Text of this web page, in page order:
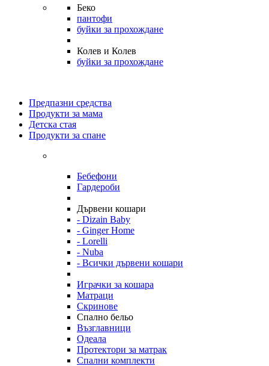
Беко
пантофи
буйки за прохождане
Колев и Колев
буйки за прохождане
Предпазни средства
Продукти за мама
Детска стая
Продукти за спане
Бебефони
Гардероби
Дървени кошари
- Dizain Baby
- Ginger Home
- Lorelli
- Nuba
- Всички дървени кошари
Играчки за кошара
Матраци
Скринове
Спално бельо
Възглавници
Одеала
Протектори за матрак
Спални комплекти